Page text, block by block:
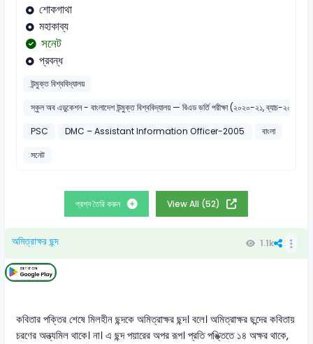
শোকগাথা
মহাকাব্য
সনেট
প্রবন্ধ
উন্মুক্ত বিশ্ববিদ্যালয়
স্কুল অব এডুকেশন - বাংলাদেশ উন্মুক্ত বিশ্ববিদ্যালয় — বিএড ভর্তি পরীক্ষা (২০২০-২১, ব্যাচ-২০২১)
PSC
DMC – Assistant Information Officer-2005
বাংলা
সনেট
প্রশ্ন তৈরি করুন View All (52)
অমিত্রাক্ষর ছন্দ 1.1k
কবিতার পক্তির শেষে মিলহীন ছন্দকে অমিত্রাক্ষর ছন্দ। বলে। অমিত্রাক্ষর ছন্দের কবিতায়
চরণের অন্ত্যমিল থাকে। না। এ ছন্দ পয়ারের অপর রূপ। প্রতি পঙ্ক্তিতে ১৪ অক্ষর থাকে,